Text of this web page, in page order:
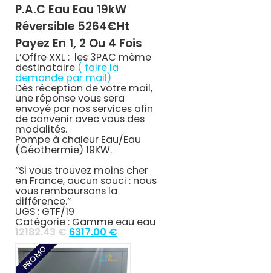
P.A.C Eau Eau 19kW
Réversible 5264€ht
Payez En 1, 2 Ou 4 Fois
L’Offre XXL : les 3PAC même
destinataire ( faire la
demande par mail)
Dès réception de votre mail,
une réponse vous sera
envoyé par nos services afin
de convenir avec vous des
modalités.
Pompe à chaleur Eau/Eau
(Géothermie) 19KW.
“Si vous trouvez moins cher
en France, aucun souci : nous
vous remboursons la
différence.”
UGS : GTF/19
Catégorie : Gamme eau eau
12182.43€ Original
price
was:
12182.43 €.
6317.00 €
price
is:
6317.00 €.
PROMO